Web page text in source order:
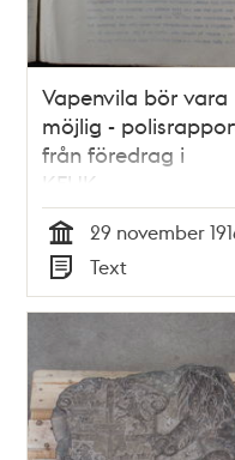
Vapenvila bör vara
möjlig -
från föredrag i
KFUK
Tid
29 november
Typ
Text